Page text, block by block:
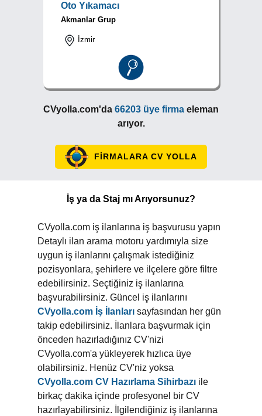
Oto Yıkamacı
Akmanlar Grup
İzmir
CVyolla.com'da 66203 üye firma eleman
arıyor.
FİRMALARA CV YOLLA
İş ya da Staj mı Arıyorsunuz?
CVyolla.com iş ilanlarına iş başvurusu yapın
Detaylı ilan arama motoru yardımıyla size
uygun iş ilanlarını çalışmak istediğiniz
pozisyonlara, şehirlere ve ilçelere göre filtre
edebilirsiniz. Seçtiğiniz iş ilanlarına
başvurabilirsiniz. Güncel iş ilanlarını
CVyolla.com İş İlanları sayfasından her gün
takip edebilirsiniz. İlanlara başvurmak için
önceden hazırladığınız CV'nizi
CVyolla.com'a yükleyerek hızlıca üye
olabilirsiniz. Henüz CV'niz yoksa
CVyolla.com CV Hazırlama Sihirbazı ile
birkaç dakika içinde profesyonel bir CV
hazırlayabilirsiniz. İlgilendiğiniz iş ilanlarına